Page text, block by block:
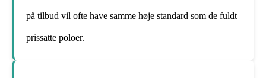
på tilbud vil ofte have samme høje standard som de fuldt
prissatte poloer.